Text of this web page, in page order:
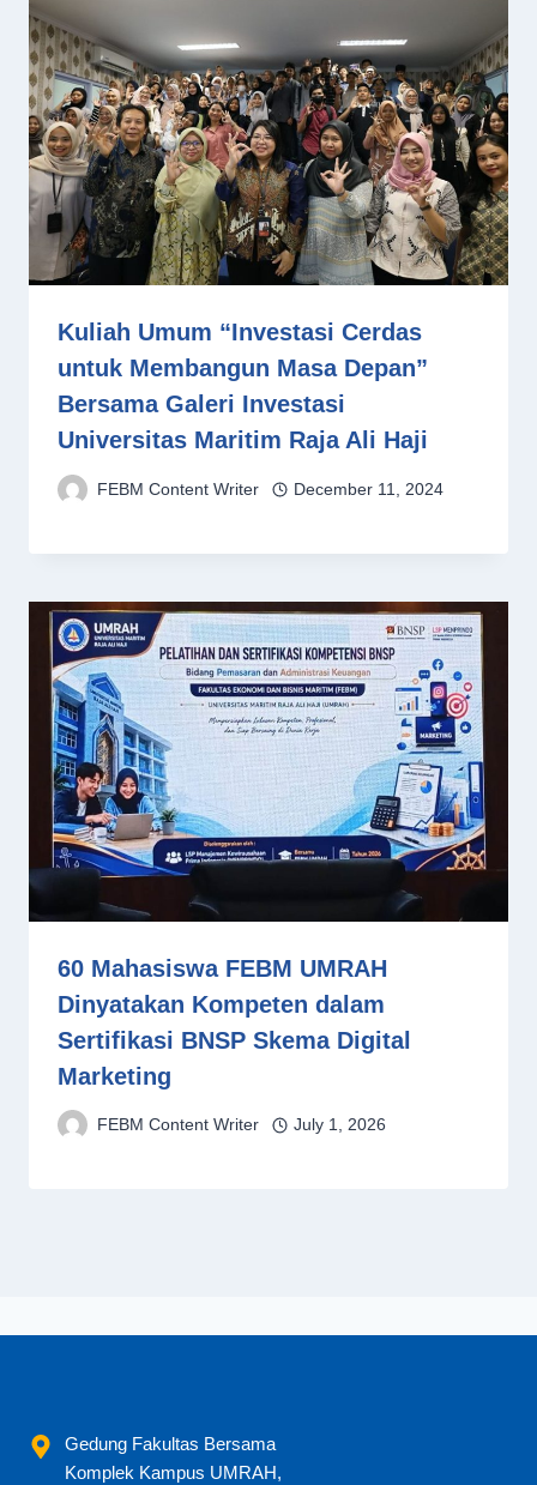
Kuliah Umum “Investasi Cerdas
untuk Membangun Masa Depan”
Bersama Galeri Investasi
Universitas Maritim Raja Ali Haji
FEBM Content Writer December 11, 2024
60 Mahasiswa FEBM UMRAH
Dinyatakan Kompeten dalam
Sertifikasi BNSP Skema Digital
Marketing
FEBM Content Writer July 1, 2026
Gedung Fakultas Bersama
Komplek Kampus UMRAH,